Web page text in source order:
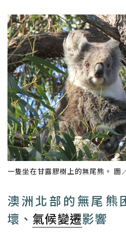
一隻坐在甘露膠樹上的無尾熊。
澳洲北部的無尾熊
壞、 氣候變遷影響